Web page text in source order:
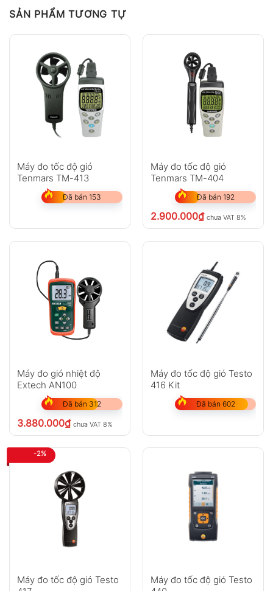
SẢN PHẨM TƯƠNG TỰ
Máy đo tốc độ gió
Tenmars TM-413
Đã bán 153
Máy đo tốc độ gió
Tenmars TM-404
Đã bán 192
2.900.000₫ chưa VAT 8%
Máy đo gió nhiệt độ
Extech AN100
Đã bán 312
3.880.000₫ chưa VAT 8%
Máy đo tốc độ gió Testo
416 Kit
Đã bán 602
-2%
Máy đo tốc độ gió Testo
Máy đo tốc độ gió Testo